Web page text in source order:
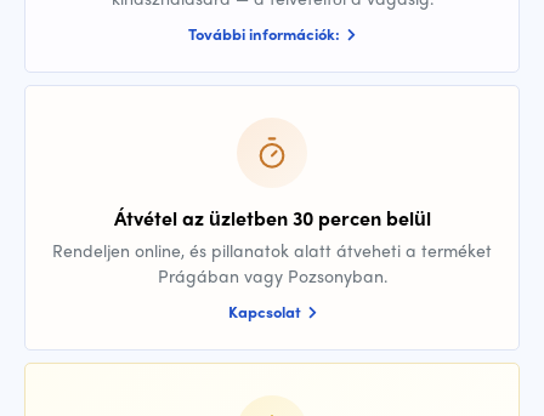
További információk:
Átvétel az üzletben 30 percen belül
Rendeljen online, és pillanatok alatt átveheti a terméket
Prágában vagy Pozsonyban.
Kapcsolat